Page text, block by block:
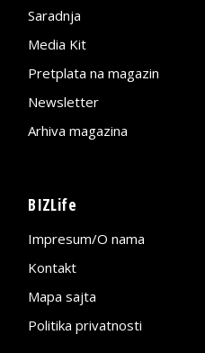
Saradnja
Media Kit
Pretplata na magazin
Newsletter
Arhiva magazina
BIZLife
Impresum/O nama
Kontakt
Mapa sajta
Politika privatnosti